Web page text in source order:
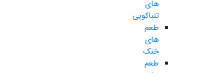
های
تنباکویی
طعم
های
خنک
طعم